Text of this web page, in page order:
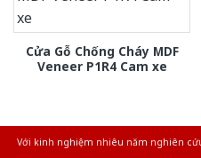
Cửa Gỗ Chống Cháy MDF
Veneer P1R4 Cam xe
Với kinh nghiệm nhiêu năm nghiên